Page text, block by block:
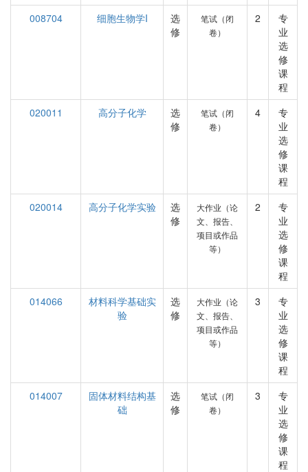
008704
细胞生物学I
选
修
笔试（闭
卷）
2
专
业
选
修
课
程
020011
高分子化学
选
修
笔试（闭
卷）
4
专
业
选
修
课
程
020014
高分子化学实验
选
修
大作业（论
文、报告、
项目或作品
等）
2
专
业
选
修
课
程
014066
材料科学基础实
验
选
修
大作业（论
文、报告、
项目或作品
等）
3
专
业
选
修
课
程
014007
固体材料结构基
础
选
修
笔试（闭
卷）
3
专
业
选
修
课
程